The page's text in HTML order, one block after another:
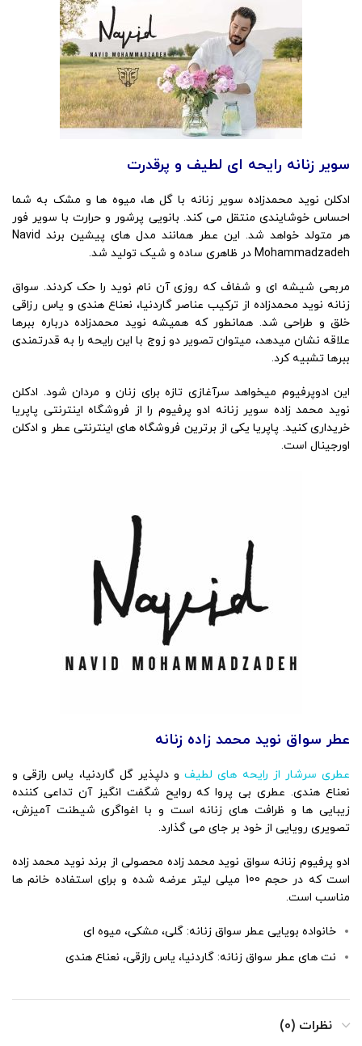
سویر زنانه رایحه ای لطیف و پرقدرت
ادکلن نوید محمدزاده سویر زنانه با گل ها، میوه ها و مشک به شما
احساس خوشایندی منتقل می کند. بانویی پرشور و حرارت با سویر فور
هر متولد خواهد شد. این عطر همانند مدل های پیشین برند Navid
Mohammadzadeh در ظاهری ساده و شیک تولید شد.
مربعی شیشه ای و شفاف که روزی آن نام نوید را حک کردند. سواق
زنانه نوید محمدزاده از ترکیب عناصر گاردنیا، نعناع هندی و یاس رزاقی
خلق و طراحی شد. همانطور که همیشه نوید محمدزاده درباره ببرها
علاقه نشان میدهد، میتوان تصویر دو زوج با این رایحه را به قدرتمندی
ببرها تشبیه کرد.
این ادوپرفیوم میخواهد سرآغازی تازه برای زنان و مردان شود. ادکلن
نوید محمد زاده سویر زنانه ادو پرفیوم را از فروشگاه اینترنتی پاپریا
خریداری کنید. پاپریا یکی از برترین فروشگاه های اینترنتی عطر و ادکلن
اورجینال است.
عطر سواق نوید محمد زاده زنانه
عطری سرشار از رایحه های لطیفو دلپذیر گل گاردنیا، یاس رازقی و
نعناع هندی. عطری بی پروا که روایح شگفت انگیز آن تداعی کننده
زیبایی ها و ظرافت های زنانه است و با اغواگری شیطنت آمیزش،
تصویری رویایی از خود بر جای می گذارد.
ادو پرفیوم زنانه سواق نوید محمد زاده محصولی از برند نوید محمد زاده
است که در حجم 100 میلی لیتر عرضه شده و برای استفاده خانم ها
مناسب است.
خانواده بویایی عطر سواق زنانه: گلی، مشکی، میوه ای
نت های عطر سواق زنانه: گاردنیا، یاس رازقی، نعناع هندی
نظرات (0)